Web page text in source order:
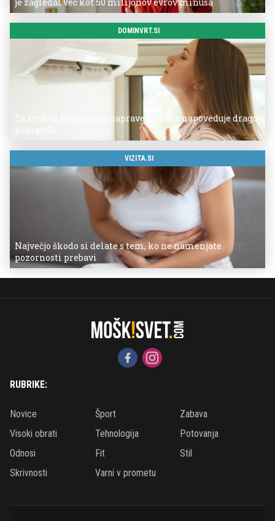
DOMINVRT.SI
Ta zvok iz klimatske naprave pogosto napoveduje drago
VIZITA.SI
Največjo škodo si delate s tem, ko ne namenjate
pozornosti prebavi
RUBRIKE:
Novice Šport
Zabava
Visoki obrati
Tehnologija
Potovanja
Odnosi
Fit
Stil
Skrivnosti
Varni v prometu